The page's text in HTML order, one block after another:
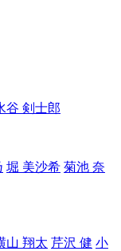
谷 剣士郎
堀 美沙希 菊池 奈
山 翔太 芹沢 健 小